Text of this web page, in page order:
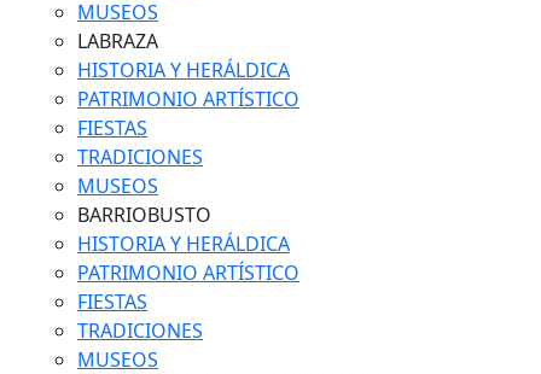
MUSEOS
LABRAZA
HISTORIA Y HERÁLDICA
PATRIMONIO ARTÍSTICO
FIESTAS
TRADICIONES
MUSEOS
BARRIOBUSTO
HISTORIA Y HERÁLDICA
PATRIMONIO ARTÍSTICO
FIESTAS
TRADICIONES
MUSEOS